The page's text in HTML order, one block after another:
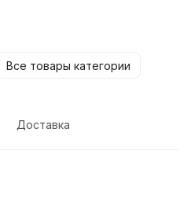
Все товары категории
Доставка